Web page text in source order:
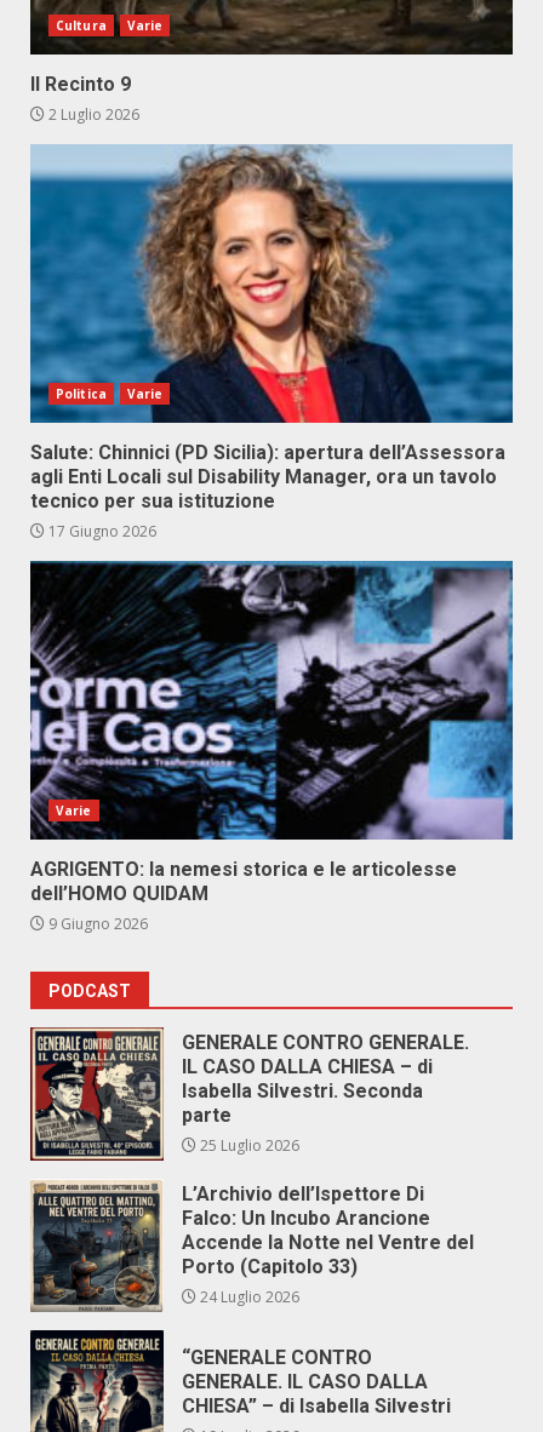
Cultura Varie
Il Recinto 9
2 Luglio 2026
Politica Varie
Salute: Chinnici (PD Sicilia): apertura dell’Assessora
agli Enti Locali sul Disability Manager, ora un tavolo
tecnico per sua istituzione
17 Giugno 2026
Varie
AGRIGENTO: la nemesi storica e le articolesse
dell’HOMO QUIDAM
9 Giugno 2026
PODCAST
GENERALE CONTRO GENERALE.
IL CASO DALLA CHIESA – di
Isabella Silvestri. Seconda
parte
25 Luglio 2026
L’Archivio dell’Ispettore Di
Falco: Un Incubo Arancione
Accende la Notte nel Ventre del
Porto (Capitolo 33)
24 Luglio 2026
“GENERALE CONTRO
GENERALE. IL CASO DALLA
CHIESA” – di Isabella Silvestri